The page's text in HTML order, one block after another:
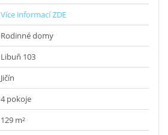
Více informací ZDE
Rodinné domy
Libuň 103
Jičín
4 pokoje
129 m²